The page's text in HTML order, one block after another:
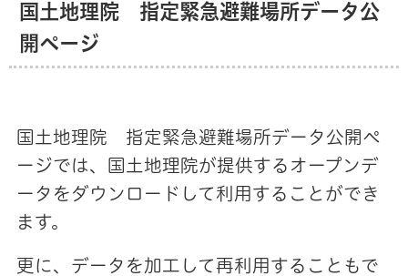
国土地理院 指定緊急避難場所データ公
開ページ
国土地理院 指定緊急避難場所データ公開ペ
ージでは、国土地理院が提供するオープンデ
ータをダウンロードして利用することができ
ます。
更に、データを加工して再利用することもで